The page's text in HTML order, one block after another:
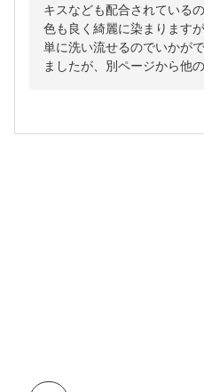
キスなども配合されている
色も良く綺麗に染まります
単に洗い流せるのでいかが
ましたが、別ページから他